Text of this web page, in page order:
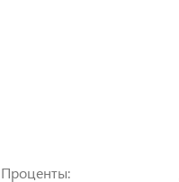
Проценты: